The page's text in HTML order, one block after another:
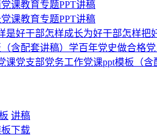
课教育专题PPT讲稿
课教育专题PPT讲稿
是好干部怎样成长为好干部怎样把
含配套讲稿）学百年党史做合格
课党支部党务工作党课ppt模板（
讲稿